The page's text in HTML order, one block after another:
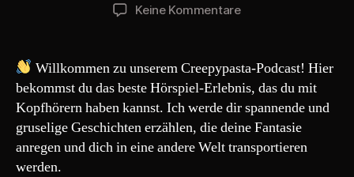
Keine Kommentarezu
Willkommen zu unserem Creepypasta-Podcast! Hier
bekommst du das beste Hörspiel-Erlebnis, das du mit
Kopfhörern haben kannst. Ich werde dir spannende und
gruselige Geschichten erzählen, die deine Fantasie
anregen und dich in eine andere Welt transportieren
werden.